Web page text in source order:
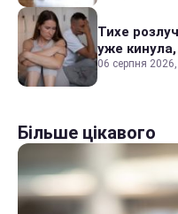
Тихе
уже
06 серпня
Більше цікавого